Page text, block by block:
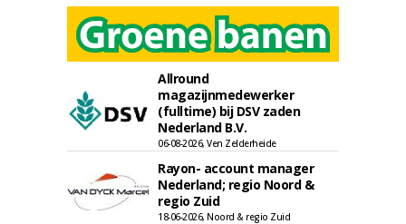
Allround
magazijnmedewerker
(fulltime) bij DSV zaden
Nederland B.V.
06-08-2026, Ven Zelderheide
Rayon- account manager
Nederland; regio Noord &
regio Zuid
18-06-2026, Noord & regio Zuid